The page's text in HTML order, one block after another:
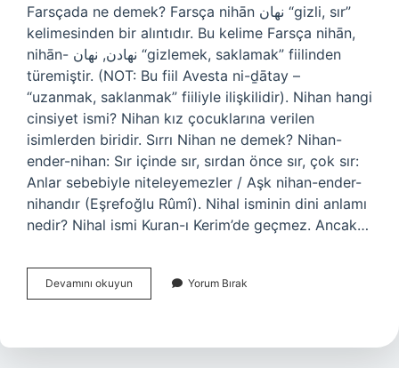
Farsçada ne demek? Farsça nihān نهان “gizli, sır”
kelimesinden bir alıntıdır. Bu kelime Farsça nihān,
nihān- نهادن, نهان “gizlemek, saklamak” fiilinden
türemiştir. (NOT: Bu fiil Avesta ni-ḏātay –
“uzanmak, saklanmak” fiiliyle ilişkilidir). Nihan hangi
cinsiyet ismi? Nihan kız çocuklarına verilen
isimlerden biridir. Sırrı Nihan ne demek? Nihan-
ender-nihan: Sır içinde sır, sırdan önce sır, çok sır:
Anlar sebebiyle niteleyemezler / Aşk nihan-ender-
nihandır (Eşrefoğlu Rûmî). Nihal isminin dini anlamı
nedir? Nihal ismi Kuran-ı Kerim’de geçmez. Ancak…
Devamını okuyun
In
Yorum Bırak